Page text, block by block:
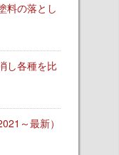
料の落とし
し各種を比
～最新）